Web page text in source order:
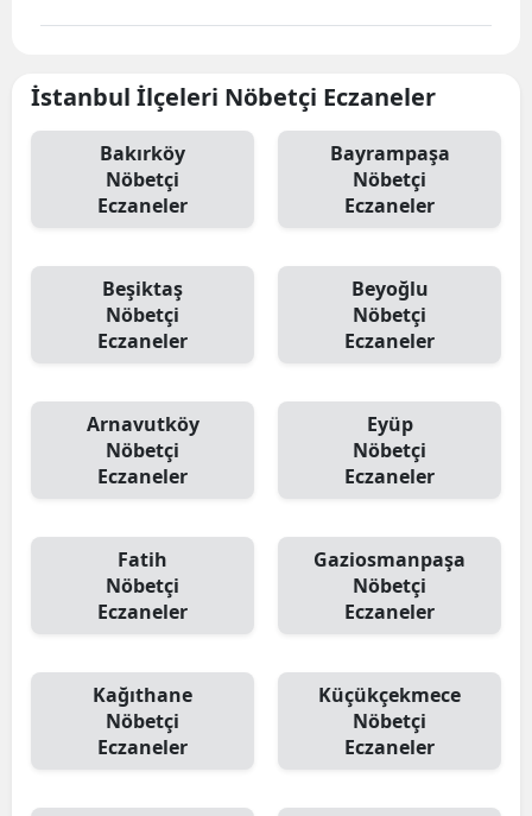
İstanbul İlçeleri Nöbetçi Eczaneler
Bakırköy
Nöbetçi
Eczaneler
Bayrampaşa
Nöbetçi
Eczaneler
Beşiktaş
Nöbetçi
Eczaneler
Beyoğlu
Nöbetçi
Eczaneler
Arnavutköy
Nöbetçi
Eczaneler
Eyüp
Nöbetçi
Eczaneler
Fatih
Nöbetçi
Eczaneler
Gaziosmanpaşa
Nöbetçi
Eczaneler
Kağıthane
Nöbetçi
Eczaneler
Küçükçekmece
Nöbetçi
Eczaneler